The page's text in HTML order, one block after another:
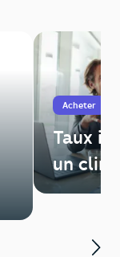
Acheter
Taux
un